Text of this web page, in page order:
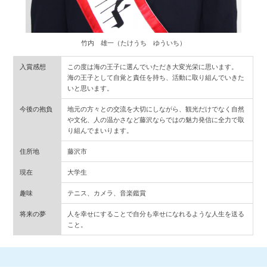
竹内 雄一（たけうち ゆういち）
入賞感想
この度は海の王子に選んでいただき大変光栄に思います。
海の王子として自覚と責任を持ち、活動に取り組んでいきた
いと思います。
今後の抱負
地元の方々との交流を大切にしながら、観光だけでなく自然
や文化、人の温かさなど藤沢ならではの魅力発信に全力で取
り組んでまいります。
住所地 藤沢市
現在 大学生
趣味 テニス、カメラ、音楽鑑賞
将来の夢
人を幸せにすることで自分も幸せになれるような人生を送る
こと。